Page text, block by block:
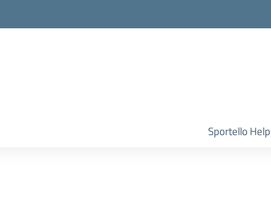
Sportello Help